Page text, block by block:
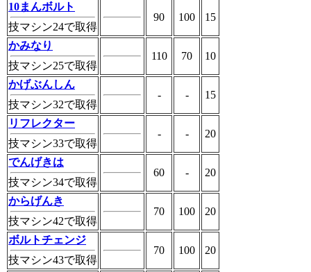
10まんボルト
技マシン24で取得
90 100 15
かみなり
技マシン25で取得
110 70 10
かげぶんしん
技マシン32で取得
- - 15
リフレクター
技マシン33で取得
- - 20
でんげきは
技マシン34で取得
60 - 20
からげんき
技マシン42で取得
70 100 20
ボルトチェンジ
技マシン43で取得
70 100 20